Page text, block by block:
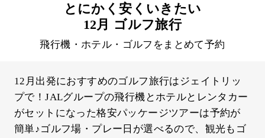
とにかく安くいきたい
12月 ゴルフ旅行
飛行機・ホテル・ゴルフをまとめて予約
12月出発におすすめのゴルフ旅行はジェイトリッ
プで！JALグループの飛行機とホテルとレンタカー
がセットになった格安パッケージツアーは予約が
簡単♪ゴルフ場・プレー日が選べるので、観光もゴ